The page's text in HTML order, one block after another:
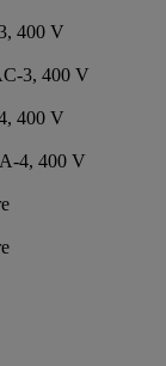
400 V
3, 400 V
400 V
4, 400 V